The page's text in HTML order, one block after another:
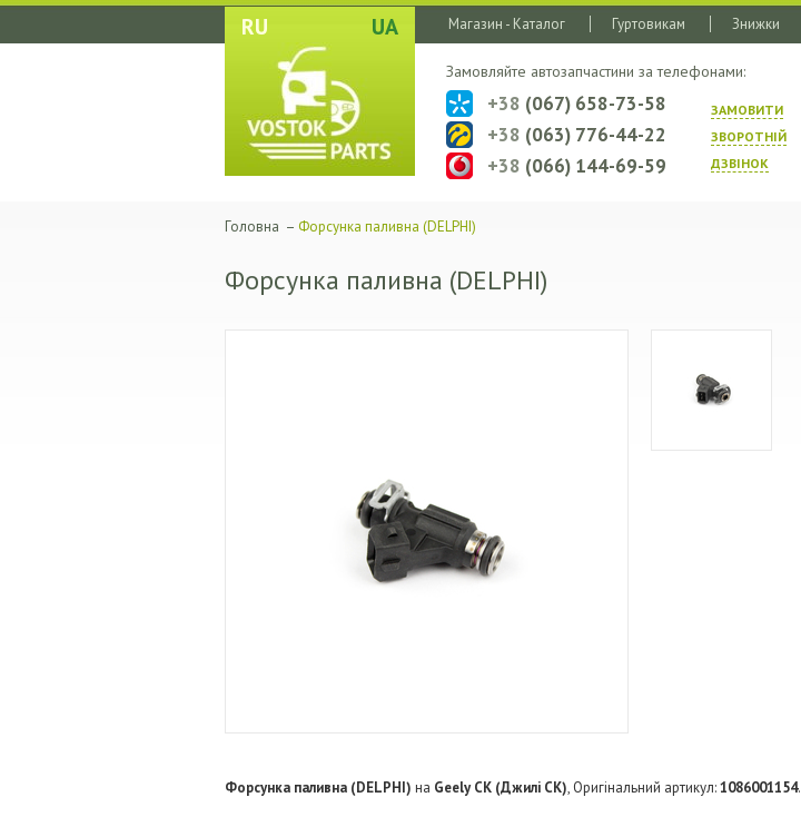
RU UA Магазин - Каталог Гуртовикам Знижки
Замовляйте автозапчастини за телефонами:
ЗАМОВИТИ
ЗВОРОТНIЙ
ДЗВIНОК
+38 (067) 658-73-58
+38 (063) 776-44-22
+38 (066) 144-69-59
Головна – Форсунка паливна (DELPHI)
Форсунка паливна (DELPHI)
Форсунка паливна (DELPHI) на Geely CK (Джилі СК), Оригінальний артикул:1086001154.